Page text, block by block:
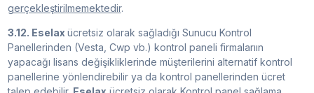
gerçekleştirilmemektedir.
3.12. Eselax ücretsiz olarak sağladığı Sunucu Kontrol
Panellerinden (Vesta, Cwp vb.) kontrol paneli firmalarıın
yapacağı lisans değişikliklerinde müşterilerini alternatif kontrol
panellerine yönlendirebilir ya da kontrol panellerinden ücret